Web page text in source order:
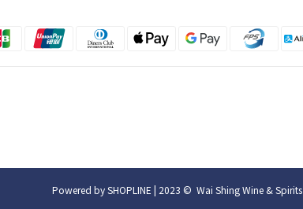
Powered by SHOPLINE | 2023 © Wai Shing Wine & Spirits